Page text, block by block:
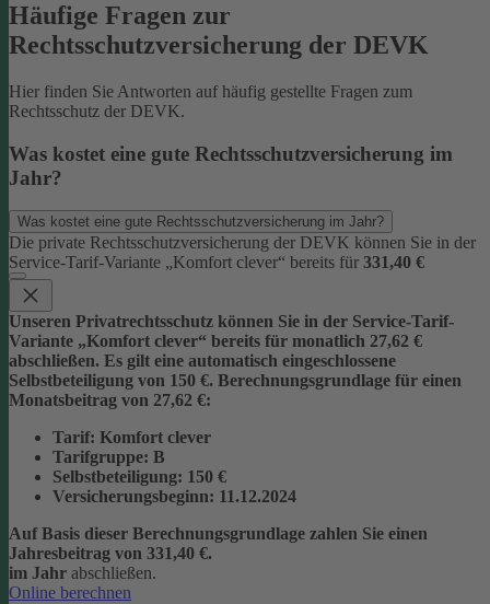
Häufige Fragen zur
Rechtsschutzversicherung der DEVK
Hier finden Sie Antworten auf häufig gestellte Fragen zum
Rechtsschutz der DEVK.
Was kostet eine gute Rechtsschutzversicherung im
Jahr?
Was kostet eine gute Rechtsschutzversicherung im Jahr?
Die private Rechtsschutzversicherung der DEVK können Sie in der
Service-Tarif-Variante „Komfort clever“ bereits für 331,40 €
Unseren Privatrechtsschutz können Sie in der Service-Tarif-
Variante „Komfort clever“ bereits für monatlich 27,62 €
abschließen. Es gilt eine automatisch eingeschlossene
Selbstbeteiligung von 150 €. Berechnungsgrundlage für einen
Monatsbeitrag von 27,62 €:
Tarif: Komfort clever
Tarifgruppe: B
Selbstbeteiligung: 150 €
Versicherungsbeginn: 11.12.2024
Auf Basis dieser Berechnungsgrundlage zahlen Sie einen
Jahresbeitrag von 331,40 €.
im Jahr abschließen.
Online berechnen